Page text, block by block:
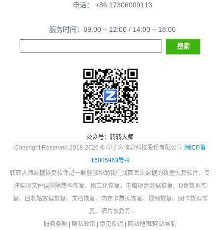
电话： +86 17306009113
服务时间：09:00 ~ 12:00 / 14:00 ~ 18:00
公众号：转转大师
Copyright Reserved 2018-2026 © 印了么信息科技股份有限公司 闽ICP备
16005963号-9
转转大师数据恢复软件是一款能够帮助我们找回丢失数据的数据恢复软件，专
注实现文件误删除数据恢复、格式化恢复、电脑硬盘数据恢复、U盘数据恢
复、回收站数据恢复、文档恢复、内存卡数据恢复、视频恢复、sd卡数据恢
复、照片恢复等
服务条款
隐私政策 意见反馈 网站地图/网站导航